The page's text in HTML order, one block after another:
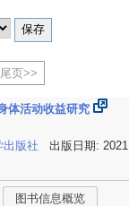
尾页>>
体活动收益研究
出版社
出版日期: 2021
图书信息概览